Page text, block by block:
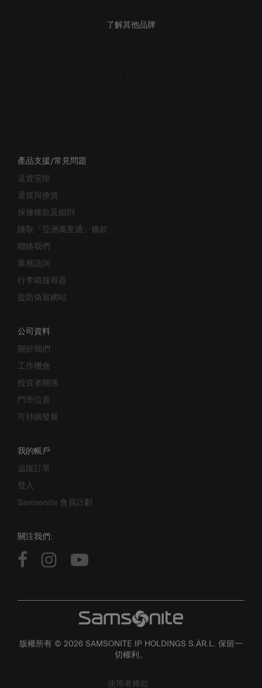
了解其他品牌
產品支援/常見問題
送貨安排
退貨與換貨
保修條款及細則
賺取「亞洲萬里通」條款
聯絡我們
業務諮詢
行李箱搜尋器
提防偽冒網站
公司資料
關於我們
工作機會
投資者關係
門市位置
可持續發展
我的帳戶
追蹤訂單
登入
Samsonite 會員計劃
關注我們:
版權所有 © 2026 SAMSONITE IP HOLDINGS S.ÀR.L. 保留一
切權利。
使用者條款